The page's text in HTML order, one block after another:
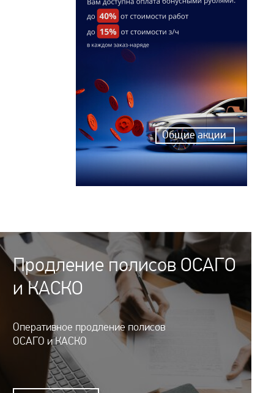
Общие акции
Продление полисов ОСАГО
и КАСКО
Оперативное продление полисов
ОСАГО и КАСКО